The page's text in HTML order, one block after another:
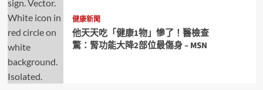
健康新聞
他天天吃「健康1物」慘了！醫檢查
驚：腎功能大降2部位最傷身 – MSN